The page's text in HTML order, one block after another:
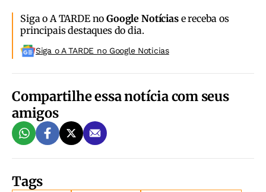
Siga o A TARDE noGoogle Notíciase receba os
principais destaques do dia.
Siga o A TARDE no Google Noticias
Compartilhe essa notícia com seus
amigos
Tags